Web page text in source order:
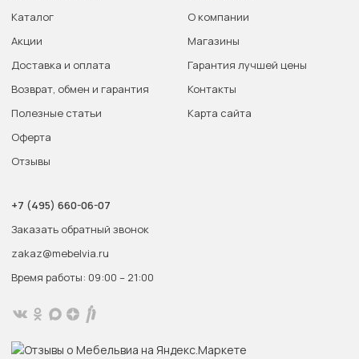
Каталог
Акции
Доставка и оплата
Возврат, обмен и гарантия
Полезные статьи
Оферта
Отзывы
О компании
Магазины
Гарантия лучшей цены
Контакты
Карта сайта
+7 (495) 660-06-07
Заказать обратный звонок
zakaz@mebelvia.ru
Время работы: 09:00 – 21:00